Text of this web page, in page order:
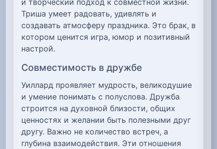
Триша умеет радовать, удивлять и
создавать атмосферу праздника. Это брак, в
котором ценится игра, юмор и позитивный
настрой.
Совместимость в дружбе
Уиллард проявляет мудрость, великодушие
и умение понимать с полуслова. Дружба
строится на духовной близости, общих
ценностях и желании быть полезными друг
другу. Важно не количество встреч, а
глубина взаимодействия. Эти отношения